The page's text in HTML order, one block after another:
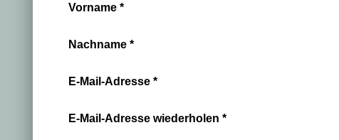
Vorname *
Nachname *
E-Mail-Adresse *
E-Mail-Adresse wiederholen *